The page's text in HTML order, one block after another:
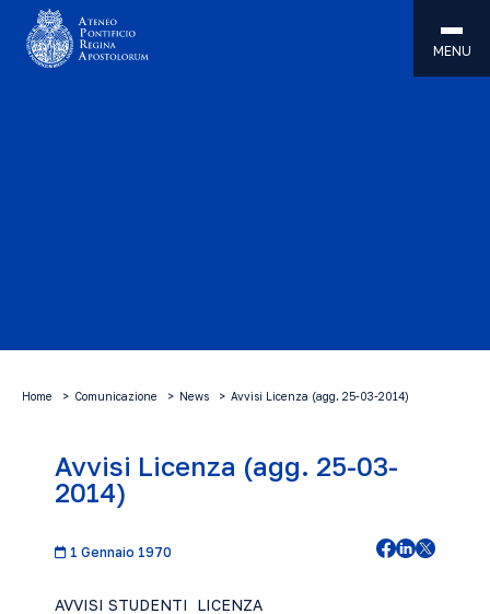
MENU
Home Comunicazione News Avvisi Licenza (agg. 25-03-2014)
Avvisi Licenza (agg. 25-03-
2014)
1 Gennaio 1970
AVVISI STUDENTI LICENZA